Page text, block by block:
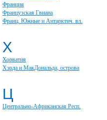
Франция
Французская Гвиана
Франц. Южные и Антарктич. вл.
Х
Хорватия
Хэрда и МакДональда, острова
Ц
Центрально-Африканская Респ.